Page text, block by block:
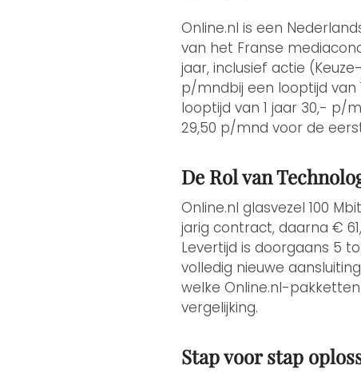
Online.nl is een
van het Franse
jaar, inclusief actie
p/mndbij een looptijd
looptijd van 1 jaar 30,- p/
29,50 p/mnd voor de
De Rol van
Online.nl glasvezel 100
jarig contract, daarna €
Levertijd is doorgaans 5
volledig nieuwe
welke Online.nl-
vergelijking.
Stap voor stap